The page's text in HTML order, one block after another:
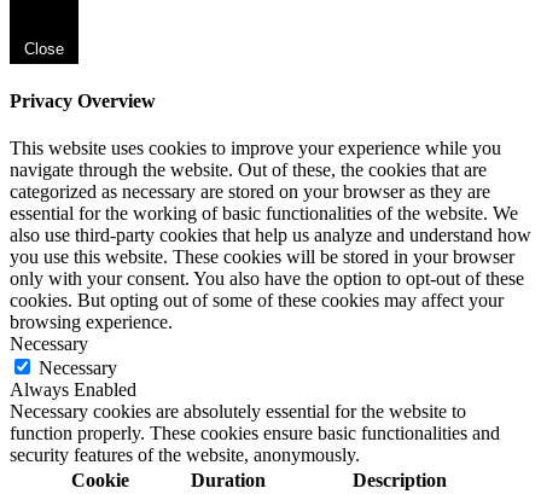
Close
Privacy Overview
This website uses cookies to improve your experience while you
navigate through the website. Out of these, the cookies that are
categorized as necessary are stored on your browser as they are
essential for the working of basic functionalities of the website. We
also use third-party cookies that help us analyze and understand how
you use this website. These cookies will be stored in your browser
only with your consent. You also have the option to opt-out of these
cookies. But opting out of some of these cookies may affect your
browsing experience.
Necessary
Necessary
Always Enabled
Necessary cookies are absolutely essential for the website to
function properly. These cookies ensure basic functionalities and
security features of the website, anonymously.
Cookie
Duration Description